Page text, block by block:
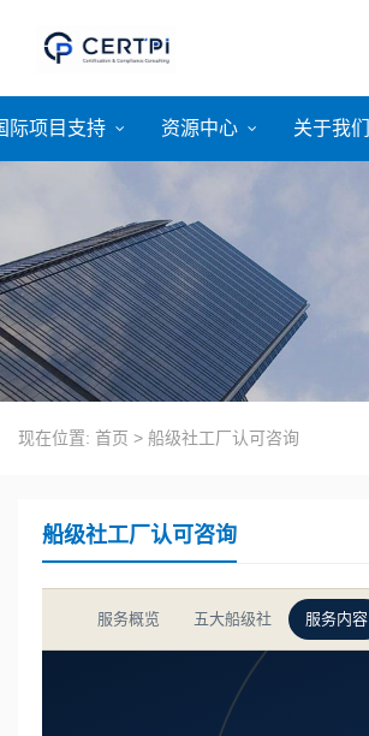
际项目支持 资源中心 关于我们
现在位置: 首页 > 船级社工厂认可咨询
船级社工厂认可咨询
服务概览 五大船级社 服务内容